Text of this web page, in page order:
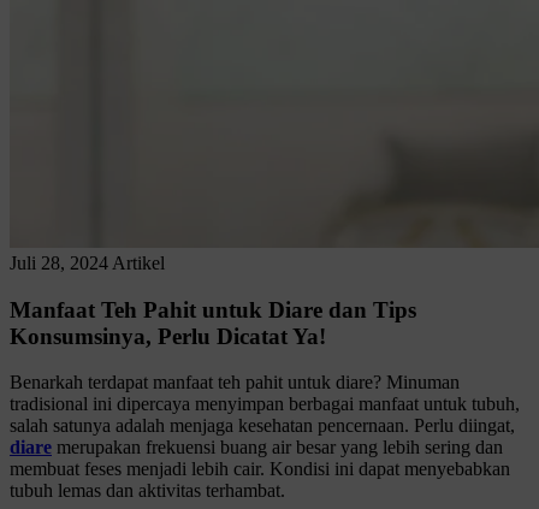
Juli 28, 2024 Artikel
Manfaat Teh Pahit untuk Diare dan Tips
Konsumsinya, Perlu Dicatat Ya!
Benarkah terdapat manfaat teh pahit untuk diare? Minuman
tradisional ini dipercaya menyimpan berbagai manfaat untuk tubuh,
salah satunya adalah menjaga kesehatan pencernaan. Perlu diingat,
diare merupakan frekuensi buang air besar yang lebih sering dan
membuat feses menjadi lebih cair. Kondisi ini dapat menyebabkan
tubuh lemas dan aktivitas terhambat.